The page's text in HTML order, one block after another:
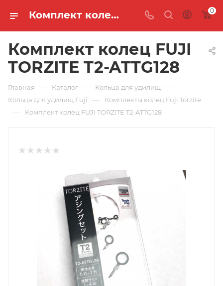
Комплект колец FUJI TORZITE T2-ATTG128 🐟 купить по цене 5 973 руб. в интернет-магазине "MASTER FISH" 0
Комплект колец FUJI
TORZITE T2-ATTG128
Главная — Каталог — Кольца для удилищ —
Кольца для удилищ Fuji — Комплекты колец Fuji Torzite
— Комплект колец FUJI TORZITE T2-ATTG128